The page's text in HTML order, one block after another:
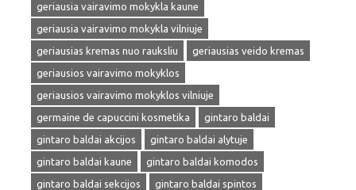
geriausia vairavimo mokykla kaune
geriausia vairavimo mokykla vilniuje
geriausias kremas nuo rauksliu
geriausias veido kremas
geriausios vairavimo mokyklos
geriausios vairavimo mokyklos vilniuje
germaine de capuccini kosmetika
gintaro baldai
gintaro baldai akcijos
gintaro baldai alytuje
gintaro baldai kaune
gintaro baldai komodos
gintaro baldai sekcijos
gintaro baldai spintos